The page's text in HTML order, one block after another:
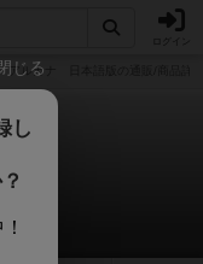
アルカナ 日本語版の通販/商品詳
じる
し